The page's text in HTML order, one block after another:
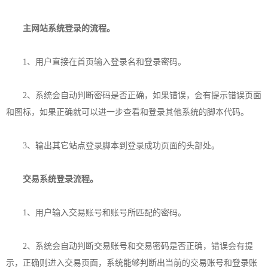
主 网站系统登录的流程。
1、用户直接在首页输入登录名和登录密码。
2、系统会自动判断密码是否正确，如果错误，会有提示错误页面
和图标，如果正确就可以进一步查看和登录其他系统的脚本代码。
3、输出其它站点登录脚本到登录成功页面的头部处。
交易系统登录流程。
1、用户输入交易账号和账号所匹配的密码。
2、系统会自动判断交易账号和交易密码是否正确，错误会有提
示，正确则进入交易页面，系统能够判断出当前的交易账号和登录账